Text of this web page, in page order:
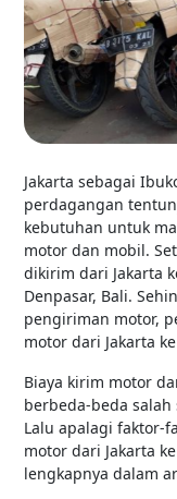
Jakarta sebagai
perdagangan
kebutuhan untuk
motor dan mobil.
dikirim dari Jakarta
Denpasar, Bali.
pengiriman motor,
motor dari Jakarta
Biaya kirim motor
berbeda-beda salah
Lalu apalagi faktor-
motor dari Jakarta
lengkapnya dalam